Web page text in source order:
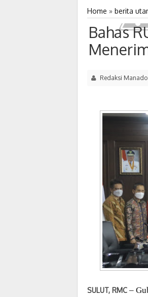
Home » berita
Bahas
Redaksi Manado
SULUT, RMC –